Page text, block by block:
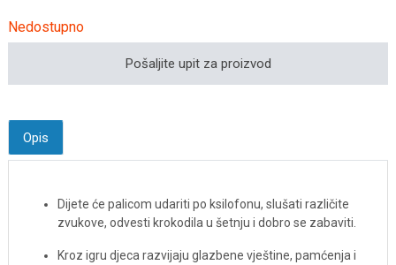
Nedostupno
Pošaljite upit za proizvod
Opis
Dijete će palicom udariti po ksilofonu, slušati različite
zvukove, odvesti krokodila u šetnju i dobro se zabaviti.
Kroz igru ​​djeca razvijaju glazbene vještine, pamćenja i